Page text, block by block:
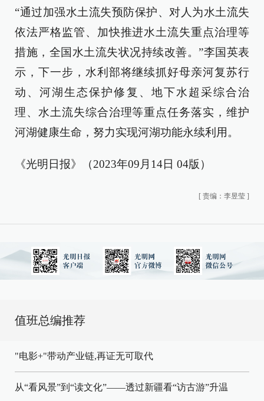
“通过加强水土流失预防保护、对人为水土流失
依法严格监管、加快推进水土流失重点治理等
措施，全国水土流失状况持续改善。”李国英表
示，下一步，水利部将继续抓好母亲河复苏行
动、河湖生态保护修复、地下水超采综合治
理、水土流失综合治理等重点任务落实，维护
河湖健康生命，努力实现河湖功能永续利用。
《光明日报》（2023年09月14日 04版）
[ 责编：李昱莹 ]
值班总编推荐
"电影+"带动产业链,再证无可取代
从“看风景”到“读文化”——透过新疆看“访古游”升温